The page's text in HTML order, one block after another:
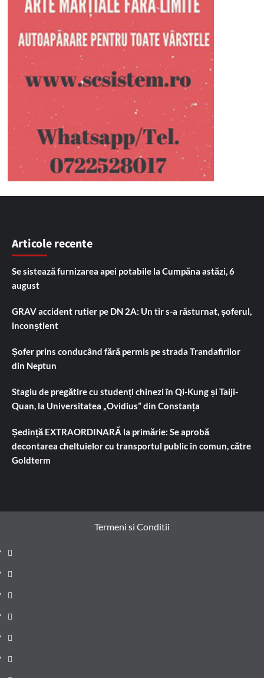
Articole recente
Se sistează furnizarea apei potabile la Cumpăna astăzi, 6
august
GRAV accident rutier pe DN 2A: Un tir s-a răsturnat, șoferul,
inconștient
Șofer prins conducând fără permis pe strada Trandafirilor
din Neptun
Stagiu de pregătire cu studenți chinezi în Qi-Kung și Taiji-
Quan, la Universitatea „Ovidius” din Constanța
Ședință EXTRAORDINARĂ la primărie: Se aprobă
decontarea cheltuielor cu transportul public în comun, către
Goldterm
Termeni si Conditii
Prima
pagină
Știri
de
ultima
Administrație
locală
Actualitate
Justiție
Cultura